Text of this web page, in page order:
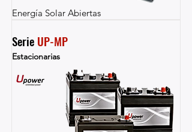
Energía Solar Abiertas
Serie UP-MP
Estacionarias